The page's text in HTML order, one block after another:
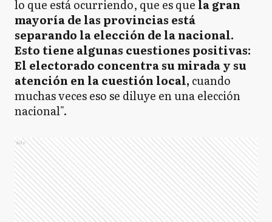
lo que está ocurriendo, que es que la gran
mayoría de las provincias está
separando la elección de la nacional.
Esto tiene algunas cuestiones positivas:
El electorado concentra su mirada y su
atención en la cuestión local, cuando
muchas veces eso se diluye en una elección
nacional".
Ads